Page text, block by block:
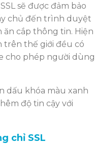
sẽ được đảm bảo
chủ đến trình duyệt
ăn cắp thông tin. Hiện
trên thế giới đều có
cho phép người dùng
dấu khóa màu xanh
độ tin cậy với
chỉ SSL